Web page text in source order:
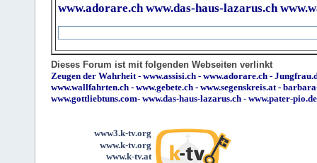
www.adorare.ch www.das-haus-lazarus.ch
Dieses Forum ist mit folgenden Webseiten verlinkt
Zeugen der Wahrheit- www.assisi.ch - www.adorare.ch -
www.wallfahrten.ch - www.gebete.ch - www.segenskreis.at-
www.gottliebtuns.com- www.das-haus-lazarus.ch - www.pater-pio.de
www3.k-tv.org
www.k-tv.org
www.k-tv.at